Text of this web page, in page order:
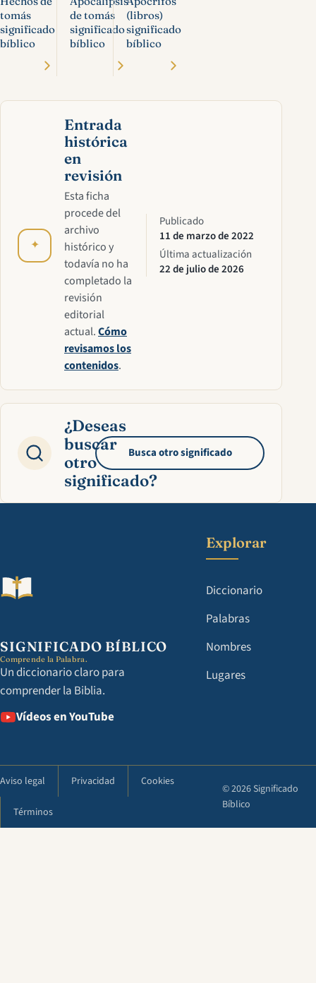
tomás
significado
bíblico
de tomás
significado
bíblico
(libros)
significado
bíblico
✦
Entrada
histórica
en
revisión
Esta ficha
procede del
archivo
histórico y
todavía no ha
completado la
revisión
editorial
actual.Cómo
revisamos los
contenidos.
Publicado
11 de marzo de 2022
Última actualización
22 de julio de 2026
¿Deseas
buscar
otro
significado?
Busca otro significado
SIGNIFICADO BÍBLICO
Comprende la Palabra.
Un diccionario claro para
comprender la Biblia.
Vídeos en YouTube
Explorar
Diccionario
Palabras
Nombres
Lugares
Aviso legal Privacidad Cookies
Términos
© 2026 Significado
Bíblico